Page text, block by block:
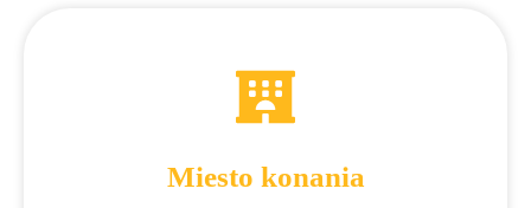
Miesto konania